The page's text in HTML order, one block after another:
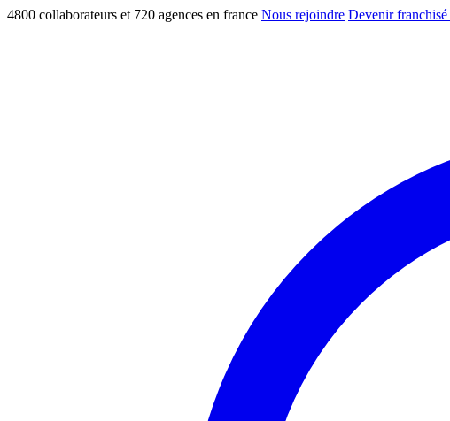
4800 collaborateurs et 720 agences en france Nous rejoindre Devenir franchisé